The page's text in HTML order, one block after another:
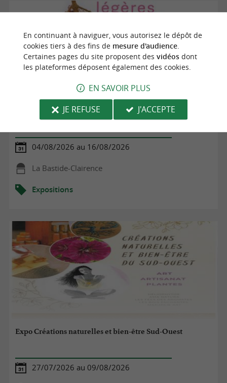
Exposition Légères gravités #
04/08/2026 au 16/08/2026
La Bastide-Clairence
Expositions
Expo Créations naturelles et bien-être Sud-Ouest
27/07/2026 au 09/08/2026
En continuant à naviguer, vous autorisez le dépôt de
cookies tiers à des fins de mesure d'audience.
Certaines pages du site proposent des vidéosdont
les plateformes déposent également des cookies.
EN SAVOIR PLUS
JE REFUSE
J'ACCEPTE